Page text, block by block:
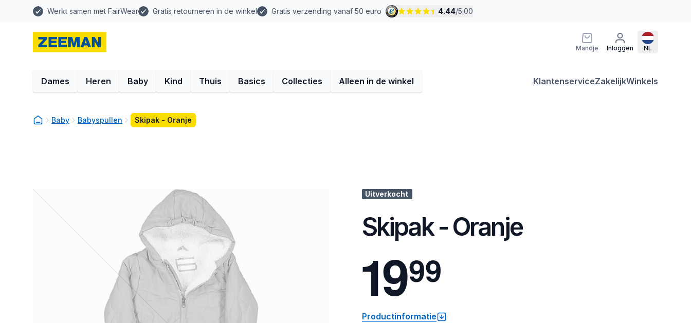
Werkt samen met FairWear Gratis retourneren in de winkel Gratis verzending vanaf 50 euro 4.44/5.00
Mandje Inloggen NL
Dames Heren Baby Kind Thuis Basics Collecties Alleen in de winkel KlantenserviceZakelijkWinkels
Baby Babyspullen Skipak - Oranje
Uitverkocht
Skipak - Oranje
1999
Productinformatie